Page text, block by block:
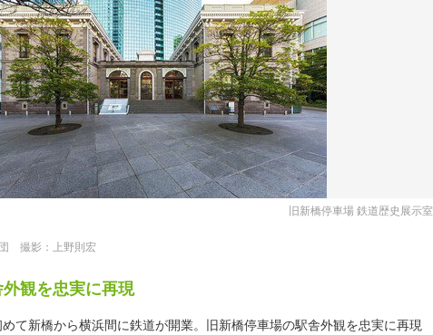
旧新橋停車場 鉄道歴史展示室
撮影：上野則宏
観を忠実に再現
て新橋から横浜間に鉄道が開業。旧新橋停車場の駅舎外観を忠実に再現